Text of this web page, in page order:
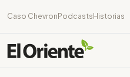
Caso Chevron Podcasts Historias